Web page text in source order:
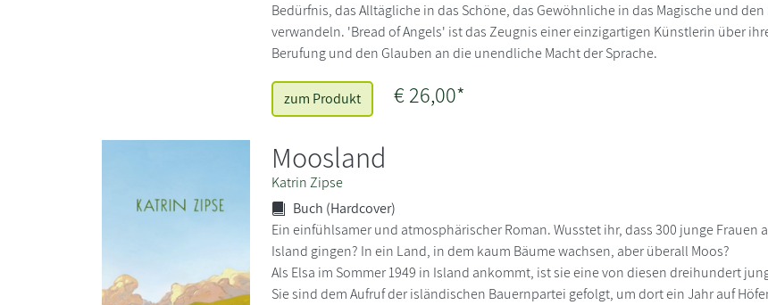
Bedürfnis, das Alltägliche in das Schöne, das Gewöhnliche in das Magische und
verwandeln. 'Bread of Angels' ist das Zeugnis einer einzigartigen Künstlerin über
Berufung und den Glauben an die unendliche Macht der Sprache.
zum Produkt € 26,00*
Moosland
Katrin Zipse
Buch (Hardcover)
Ein einfühlsamer und atmosphärischer Roman. Wusstet ihr, dass 300 junge Frauen
Island gingen? In ein Land, in dem kaum Bäume wachsen, aber überall Moos?
Als Elsa im Sommer 1949 in Island ankommt, ist sie eine von diesen dreihundert
Sie sind dem Aufruf der isländischen Bauernpartei gefolgt, um dort ein Jahr auf